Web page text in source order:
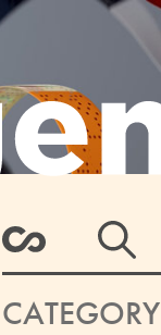
CATEGORY